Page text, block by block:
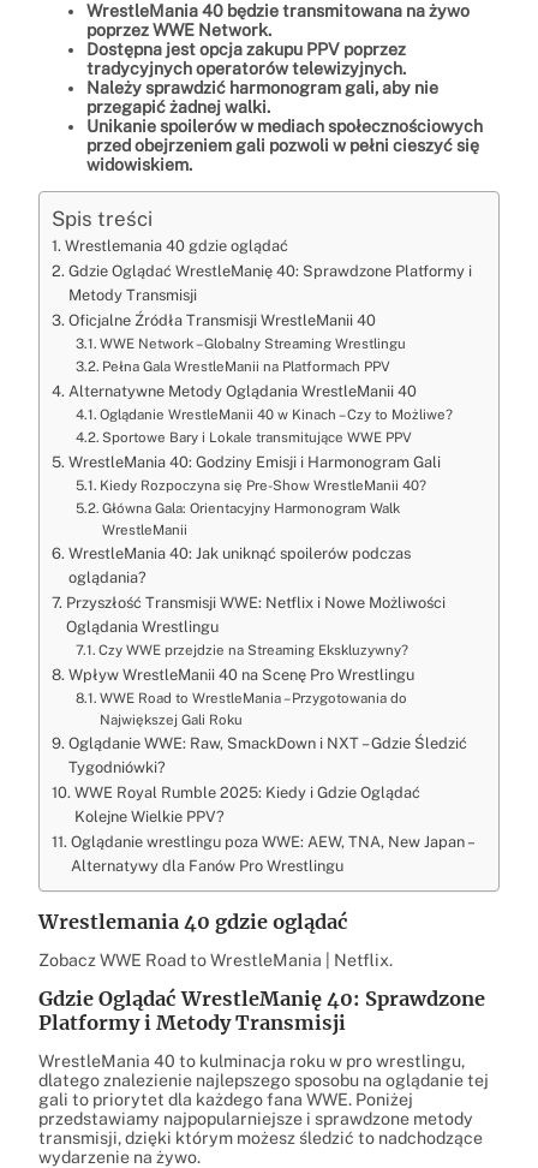
WrestleMania 40 będzie transmitowana na żywo
poprzez WWE Network.
Dostępna jest opcja zakupu PPV poprzez
tradycyjnych operatorów telewizyjnych.
Należy sprawdzić harmonogram gali, aby nie
przegapić żadnej walki.
Unikanie spoilerów w mediach społecznościowych
przed obejrzeniem gali pozwoli w pełni cieszyć się
widowiskiem.
Spis treści
Wrestlemania 40 gdzie oglądać
Gdzie Oglądać WrestleManię 40: Sprawdzone Platformy i
Metody Transmisji
Oficjalne Źródła Transmisji WrestleManii 40
WWE Network – Globalny Streaming Wrestlingu
Pełna Gala WrestleManii na Platformach PPV
Alternatywne Metody Oglądania WrestleManii 40
Oglądanie WrestleManii 40 w Kinach – Czy to Możliwe?
Sportowe Bary i Lokale transmitujące WWE PPV
WrestleMania 40: Godziny Emisji i Harmonogram Gali
Kiedy Rozpoczyna się Pre-Show WrestleManii 40?
Główna Gala: Orientacyjny Harmonogram Walk
WrestleManii
WrestleMania 40: Jak uniknąć spoilerów podczas
oglądania?
Przyszłość Transmisji WWE: Netflix i Nowe Możliwości
Oglądania Wrestlingu
Czy WWE przejdzie na Streaming Ekskluzywny?
Wpływ WrestleManii 40 na Scenę Pro Wrestlingu
WWE Road to WrestleMania – Przygotowania do
Największej Gali Roku
Oglądanie WWE: Raw, SmackDown i NXT – Gdzie Śledzić
Tygodniówki?
WWE Royal Rumble 2025: Kiedy i Gdzie Oglądać
Kolejne Wielkie PPV?
Oglądanie wrestlingu poza WWE: AEW, TNA, New Japan –
Alternatywy dla Fanów Pro Wrestlingu
Wrestlemania 40 gdzie oglądać
Zobacz WWE Road to WrestleMania | Netflix.
Gdzie Oglądać WrestleManię 40: Sprawdzone
Platformy i Metody Transmisji
WrestleMania 40 to kulminacja roku w pro wrestlingu,
dlatego znalezienie najlepszego sposobu na oglądanie tej
gali to priorytet dla każdego fana WWE. Poniżej
przedstawiamy najpopularniejsze i sprawdzone metody
transmisji, dzięki którym możesz śledzić to nadchodzące
wydarzenie na żywo.